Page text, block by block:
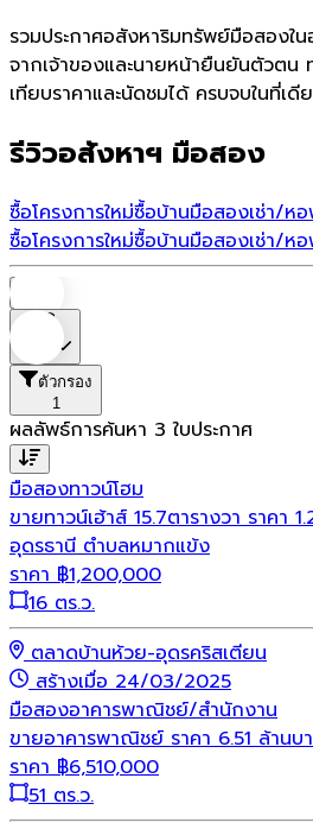
รวมประกาศอสังหาริมทรัพย์มือสอง
จากเจ้าของและนายหน้ายืนยันตัวตน
เทียบราคาและนัดชมได้ ครบจบในที่เดี
รีวิวอสังหาฯ มือสอง
ซื้อโครงการใหม่ซื้อบ้านมือสองเช่า/ห
ซื้อโครงการใหม่ซื้อบ้านมือสองเช่า/ห
ตัวกรอง
1
ผลลัพธ์การค้นหา 3 ใบประกาศ
มือสองทาวน์โฮม
ขายทาวน์เฮ้าส์ 15.7ตารางวา ราคา
อุดรธานี ตำบลหมากแข้ง
ราคา ฿1,200,000
16 ตร.ว.
ตลาดบ้านห้วย-อุดรคริสเตียน
สร้างเมื่อ 24/03/2025
มือสองอาคารพาณิชย์/สำนักงาน
ขายอาคารพาณิชย์ ราคา 6.51 ล้านบ
ราคา ฿6,510,000
51 ตร.ว.